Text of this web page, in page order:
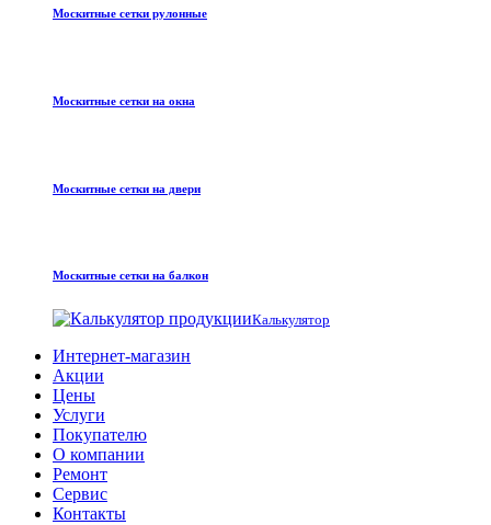
Москитные сетки рулонные
Москитные сетки на окна
Москитные сетки на двери
Москитные сетки на балкон
Калькулятор
Интернет-магазин
Акции
Цены
Услуги
Покупателю
О компании
Ремонт
Сервис
Контакты